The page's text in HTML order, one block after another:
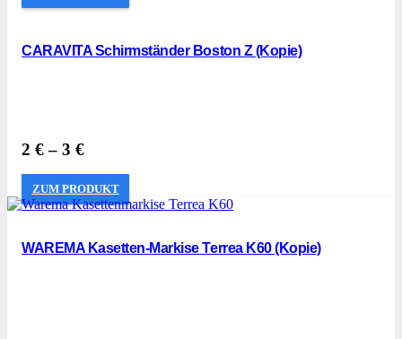
CARAVITA Schirmständer Boston Z (Kopie)
2 €– 3 €
ZUM PRODUKT
WAREMA Kasetten-Markise Terrea K60 (Kopie)